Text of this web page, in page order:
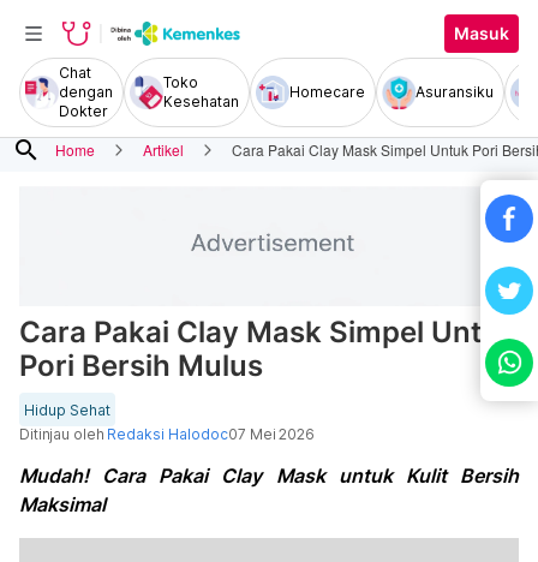
Masuk
Chat
dengan
Dokter
Toko
Kesehatan
Homecare Asuransiku
search Home Artikel Cara Pakai Clay Mask Simpel Untuk Pori
Cara Pakai Clay Mask Simpel Untuk
Pori Bersih Mulus
Hidup Sehat
Ditinjau oleh Redaksi Halodoc07 Mei 2026
Mudah! Cara Pakai Clay Mask untuk Kulit Bersih
Maksimal